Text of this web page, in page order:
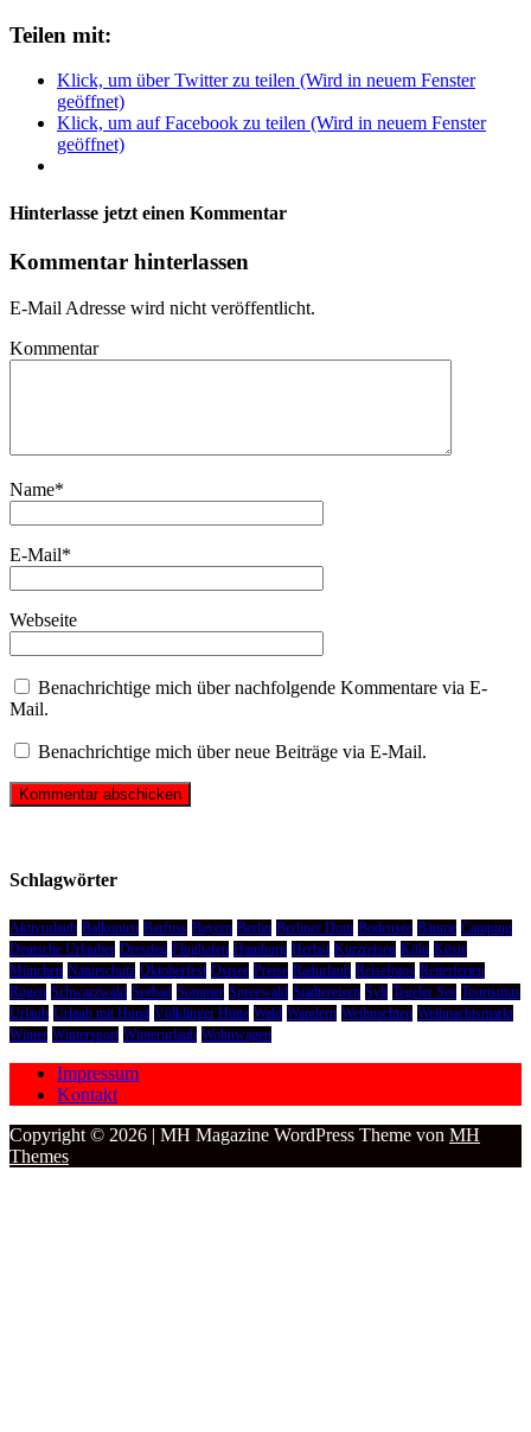
Teilen mit:
Klick, um über Twitter zu teilen (Wird in neuem Fenster
geöffnet)
Klick, um auf Facebook zu teilen (Wird in neuem Fenster
geöffnet)
Hinterlasse jetzt einen Kommentar
Kommentar hinterlassen
E-Mail Adresse wird nicht veröffentlicht.
Kommentar
Name*
E-Mail*
Webseite
Benachrichtige mich über nachfolgende Kommentare via E-
Mail.
Benachrichtige mich über neue Beiträge via E-Mail.
Schlagwörter
Aktivurlaub Balkonien Barfuss Bayern Berlin Berliner Dom Bodensee Bäume Camping
Deutsche Urlauber Dresden Flughafen Hamburg Herbst Kurzreisen Köln Küste
München Naturschutz Oktoberfest Ostsee Preise Radurlaub Reisefotos Reiterferien
Rügen Schwarzwald Seebad Sommer Spreewald Städtereisen Sylt Tegeler See Tourismus
Urlaub Urlaub mit Hund Völklinger Hütte Wald Wandern Weihnachten Weihnachtsmarkt
Winter Wintersport Winterurlaub Wohnwagen
Impressum
Kontakt
Copyright © 2026 | MH Magazine WordPress Theme von MH
Themes